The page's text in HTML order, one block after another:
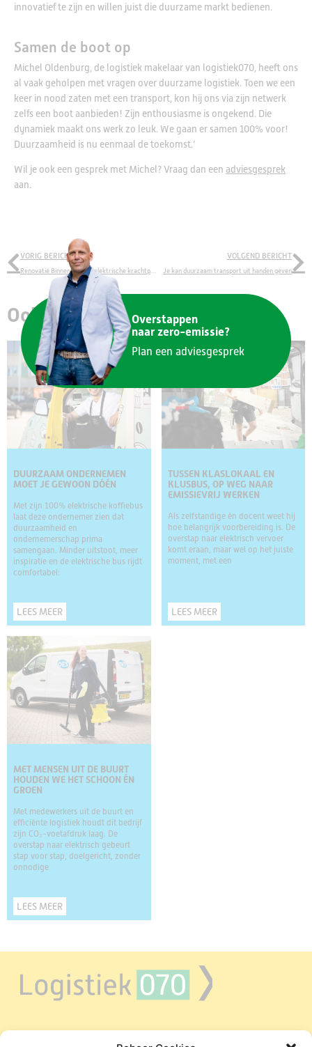
innovatief te zijn en willen juist die duurzame markt bedienen.
Samen de boot op
Michel Oldenburg, de logistiek makelaar van logistiek070, heeft ons
al vaak geholpen met vragen over duurzame logistiek. Toen we een
keer in nood zaten met een transport, kon hij ons via zijn netwerk
zelfs een boot aanbieden! Zijn enthousiasme is ongekend. Die
dynamiek maakt ons werk zo leuk. We gaan er samen 100% voor!
Duurzaamheid is nu eenmaal de toekomst.’
Wil je ook een gesprek met Michel? Vraag dan een adviesgesprek
aan.
VORIG BERICHT VOLGEND BERICHT
Je kan duurzaam transport uit handen geven
Ook lekker bezig!
DUURZAAM ONDERNEMEN
MOET JE GEWOON DÓÉN
Met zijn 100% elektrische koffiebus
laat deze ondernemer zien dat
duurzaamheid en
ondernemerschap prima
samengaan. Minder uitstoot, meer
inspiratie en de elektrische bus rijdt
comfortabel:
LEES MEER
TUSSEN KLASLOKAAL EN
KLUSBUS, OP WEG NAAR
EMISSIEVRIJ WERKEN
Als zelfstandige én docent weet hij
hoe belangrijk voorbereiding is. De
overstap naar elektrisch vervoer
komt eraan, maar wel op het juiste
moment, met een
LEES MEER
MET MENSEN UIT DE BUURT
HOUDEN WE HET SCHOON ÉN
GROEN
Met medewerkers uit de buurt en
efficiënte logistiek houdt dit bedrijf
zijn CO₂-voetafdruk laag. De
overstap naar elektrisch gebeurt
stap voor stap, doelgericht, zonder
onnodige
LEES MEER
Overstappen
naar zero-emissie?
Plan een adviesgesprek